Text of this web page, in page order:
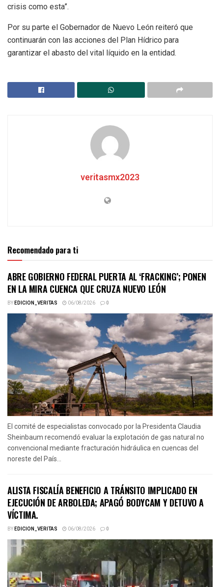
crisis como esta”.
Por su parte el Gobernador de Nuevo León reiteró que
continuarán con las acciones del Plan Hídrico para
garantizar el abasto del vital líquido en la entidad.
veritasmx2023
Recomendado para ti
ABRE GOBIERNO FEDERAL PUERTA AL ‘FRACKING’; PONEN
EN LA MIRA CUENCA QUE CRUZA NUEVO LEÓN
BYEDICION_VERITAS 06/08/2026 0
El comité de especialistas convocado por la Presidenta Claudia
Sheinbaum recomendó evaluar la explotación de gas natural no
convencional mediante fracturación hidráulica en cuencas del
noreste del País...
ALISTA FISCALÍA BENEFICIO A TRÁNSITO IMPLICADO EN
EJECUCIÓN DE ARBOLEDA; APAGÓ BODYCAM Y DETUVO A
VÍCTIMA.
BYEDICION_VERITAS 06/08/2026 0